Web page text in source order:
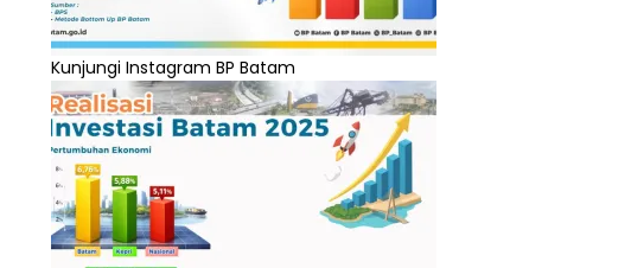
Kunjungi Instagram BP Batam